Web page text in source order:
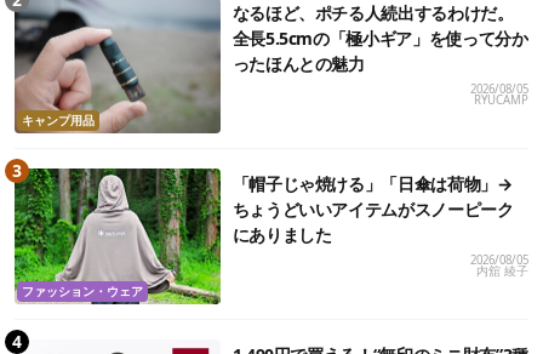
キャンプ用品
なるほど、ポチる人続出するわけだ。
全長5.5cmの「極小ギア」を使って分か
ったほんとの魅力
2026/08/05
RYUCAMP
ファッション・ウェア
「帽子じゃ焼ける」「日傘は荷物」→
ちょうどいいアイテムがスノーピーク
にありました
2026/08/05
内舘 綾子